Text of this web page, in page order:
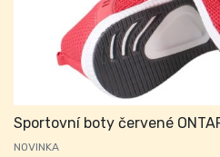
Sportovní boty červené
NOVINKA